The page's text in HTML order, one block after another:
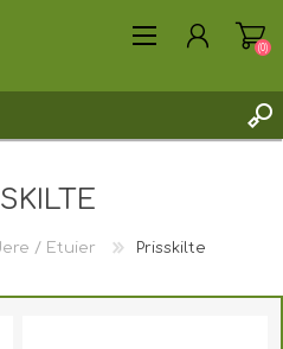
(0)
/ Etuier Prisskilte